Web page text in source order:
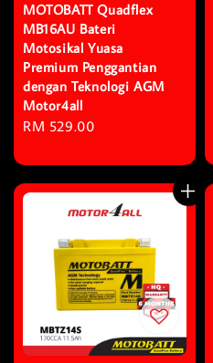
MOTOBATT Quadflex
MB16AU Bateri
Motosikal Yuasa
Premium Penggantian
dengan Teknologi AGM
Motor4all
Regular
RM 529.00